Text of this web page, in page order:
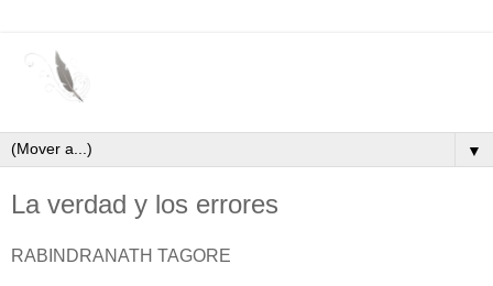
▼
La verdad y los errores
RABINDRANATH TAGORE